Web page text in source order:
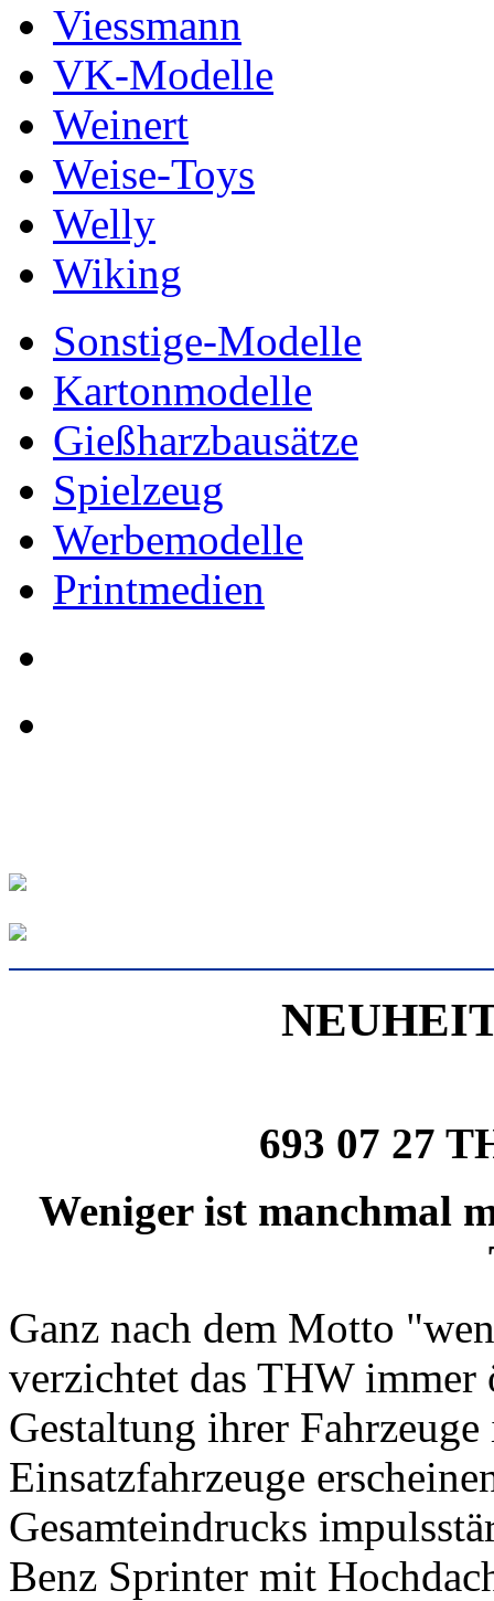
Viessmann
VK-Modelle
Weinert
Weise-Toys
Welly
Wiking
Sonstige-Modelle
Kartonmodelle
Gießharzbausätze
Spielzeug
Werbemodelle
Printmedien
693 07 27
Weniger ist manchmal
Ganz nach dem Motto
verzichtet das THW
Gestaltung ihrer
Einsatzfahrzeuge
Gesamteindrucks
Benz Sprinter mit